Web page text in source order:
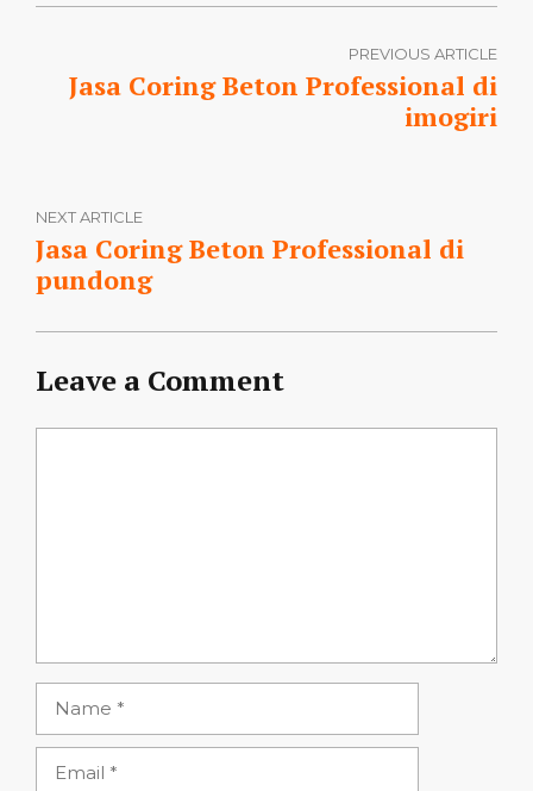
PREVIOUS ARTICLE
Jasa Coring Beton Professional di
imogiri
NEXT ARTICLE
Jasa Coring Beton Professional di
pundong
Leave a Comment